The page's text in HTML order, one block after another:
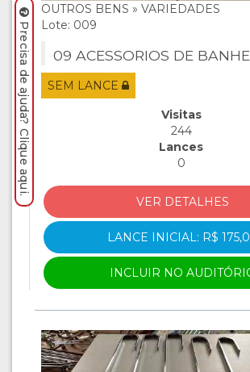
OUTROS BENS » VARIEDADES
Lote: 009
09 ACESSORIOS DE
SEM LANCE
Visitas
244
Lances
0
VER DETALHES
LANCE INICIAL: R$
INCLUIR NO
Precisa de ajuda? Clique aqui.